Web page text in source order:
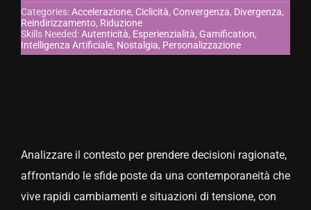
CONTATTACI
Categories:Accelerazione, Ciclicità, Convergenza, Divergenza,
Reindirizzamento, Riduzione
Skills Needed:Autenticità, Esperienzialità, Gamification,
Intelligenza Artificiale, Nostalgia, Personalizzazione
Analizzare il contesto per prendere decisioni ragionate,
affrontando le sfide poste da una contemporaneità che
vive rapidi cambiamenti e situazioni di tensione, con